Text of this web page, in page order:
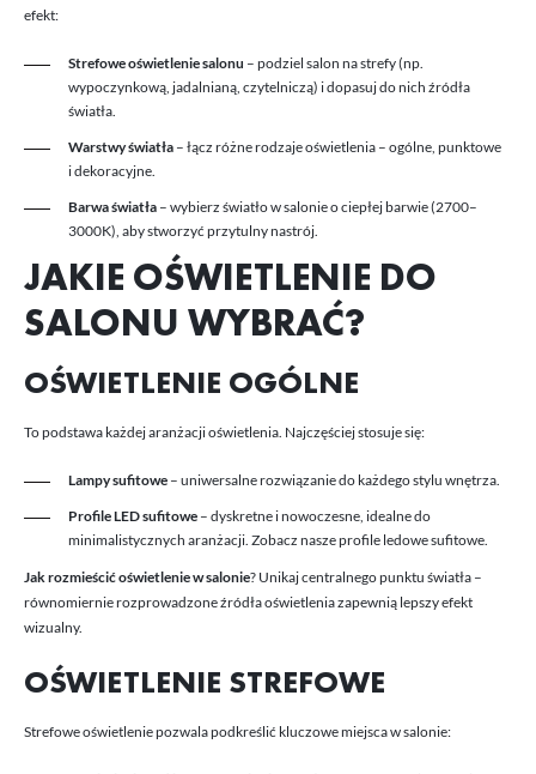
efekt:
Strefowe oświetlenie salonu – podziel salon na strefy (np.
wypoczynkową, jadalnianą, czytelniczą) i dopasuj do nich źródła
światła.
Warstwy światła – łącz różne rodzaje oświetlenia – ogólne, punktowe
i dekoracyjne.
Barwa światła – wybierz światło w salonie o ciepłej barwie (2700–
3000K), aby stworzyć przytulny nastrój.
JAKIE OŚWIETLENIE DO
SALONU WYBRAĆ?
OŚWIETLENIE OGÓLNE
To podstawa każdej aranżacji oświetlenia. Najczęściej stosuje się:
Lampy sufitowe – uniwersalne rozwiązanie do każdego stylu wnętrza.
Profile LED sufitowe – dyskretne i nowoczesne, idealne do
minimalistycznych aranżacji. Zobacz naszeprofile ledowe sufitowe.
Jak rozmieścić oświetlenie w salonie? Unikaj centralnego punktu światła –
równomiernie rozprowadzone źródła oświetlenia zapewnią lepszy efekt
wizualny.
OŚWIETLENIE STREFOWE
Strefowe oświetlenie pozwala podkreślić kluczowe miejsca w salonie:
postaci wiadomości, ofert, komunikatów mediów społecznościowych.